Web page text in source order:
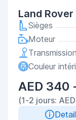
Land
Sièges
Moteur
Transmission
Couleur
AED 340
(1-2 jours: